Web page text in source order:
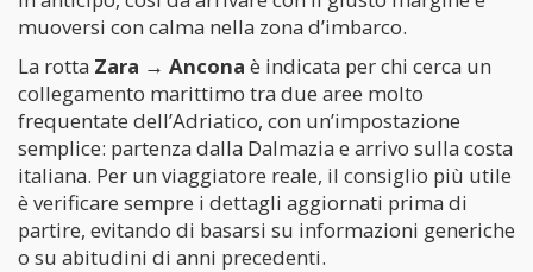
muoversi con calma nella zona d’imbarco.
La rotta Zara → Ancona è indicata per chi cerca un
collegamento marittimo tra due aree molto
frequentate dell’Adriatico, con un’impostazione
semplice: partenza dalla Dalmazia e arrivo sulla costa
italiana. Per un viaggiatore reale, il consiglio più utile
è verificare sempre i dettagli aggiornati prima di
partire, evitando di basarsi su informazioni generiche
o su abitudini di anni precedenti.